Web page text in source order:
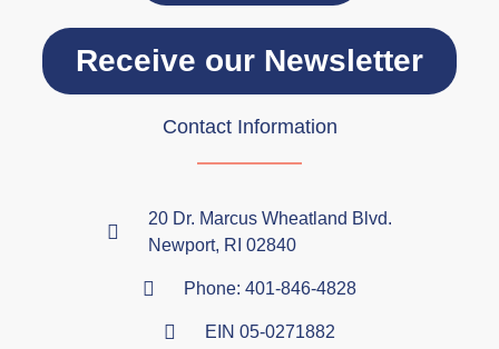
Receive our Newsletter
Contact Information
20 Dr. Marcus Wheatland Blvd.
Newport, RI 02840
Phone: 401-846-4828
EIN 05-0271882